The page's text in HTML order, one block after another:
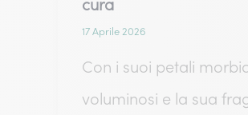
cura
17 Aprile 2026
Con i suoi petali
voluminosi e la sua